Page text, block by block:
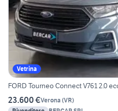
Vetrina
FORD Tourneo Connect V761 2.0
23.600 €Verona (VR)